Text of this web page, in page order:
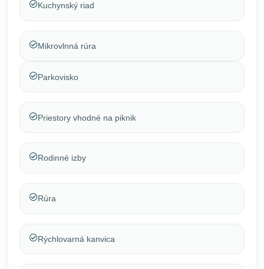
Kuchynský riad
Mikrovlnná rúra
Parkovisko
Priestory vhodné na piknik
Rodinné izby
Rúra
Rýchlovarná kanvica